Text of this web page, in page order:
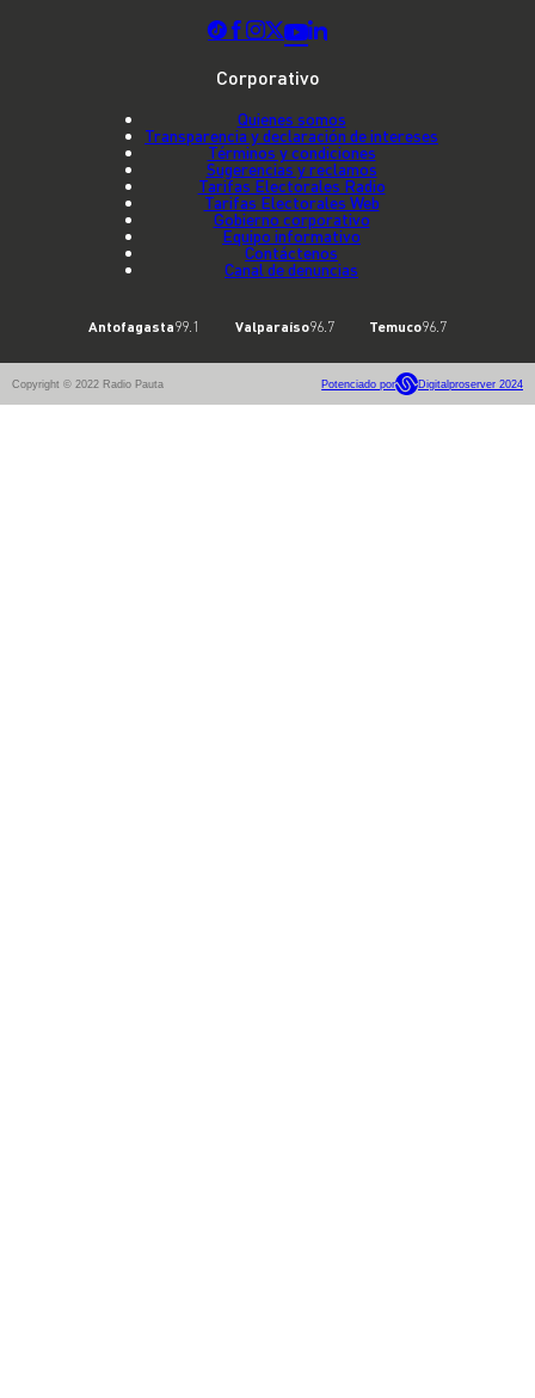
Corporativo
Quienes somos
Transparencia y declaración de intereses
Términos y condiciones
Sugerencias y reclamos
Tarifas Electorales Radio
Tarifas Electorales Web
Gobierno corporativo
Equipo informativo
Contáctenos
Canal de denuncias
Antofagasta99.1 Valparaíso96.7 Temuco96.7
Copyright © 2022 Radio Pauta Potenciado por Digitalproserver 2024